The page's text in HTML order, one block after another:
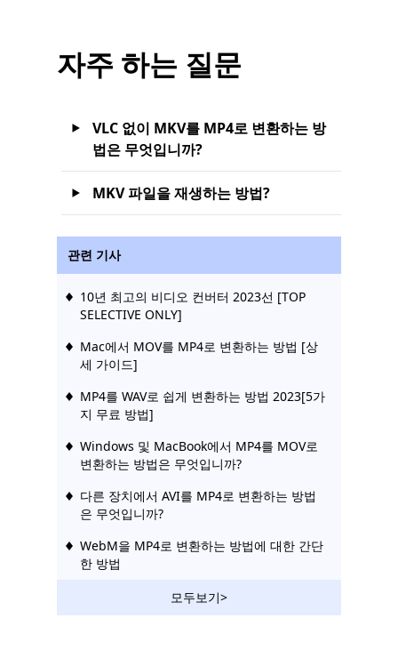
자주 하는 질문
VLC 없이 MKV를 MP4로 변환하는 방
법은 무엇입니까?
MKV 파일을 재생하는 방법?
관련 기사
10년 최고의 비디오 컨버터 2023선 [TOP
SELECTIVE ONLY]
Mac에서 MOV를 MP4로 변환하는 방법 [상
세 가이드]
MP4를 WAV로 쉽게 변환하는 방법 2023[5가
지 무료 방법]
Windows 및 MacBook에서 MP4를 MOV로
변환하는 방법은 무엇입니까?
다른 장치에서 AVI를 MP4로 변환하는 방법
은 무엇입니까?
WebM을 MP4로 변환하는 방법에 대한 간단
한 방법
Mac에서 MP5를 압축하는 4가지 가장 좋은
방법 [단계별 가이드]
모두보기>